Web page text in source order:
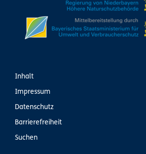
Inhalt
Impressum
Datenschutz
Barrierefreiheit
Suchen